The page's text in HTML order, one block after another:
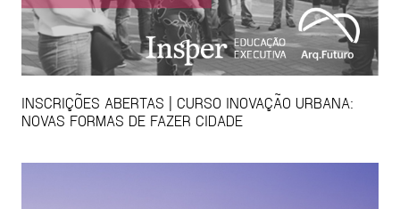
INSCRIÇÕES ABERTAS | CURSO INOVAÇÃO URBANA:
NOVAS FORMAS DE FAZER CIDADE